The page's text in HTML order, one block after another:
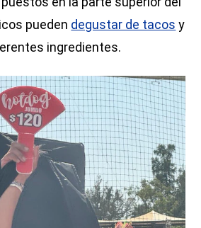
pueden degustar de tacos y
ingredientes.